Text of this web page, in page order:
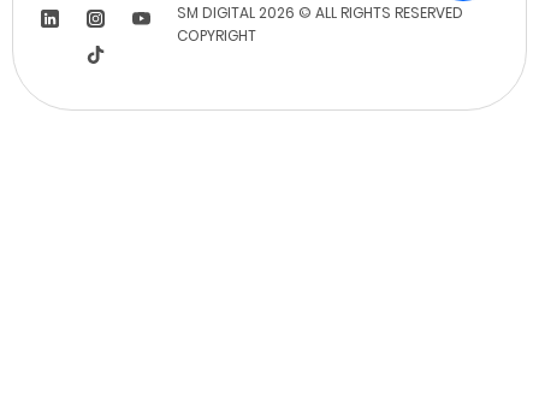
SM DIGITAL 2026 © ALL RIGHTS RESERVED
COPYRIGHT